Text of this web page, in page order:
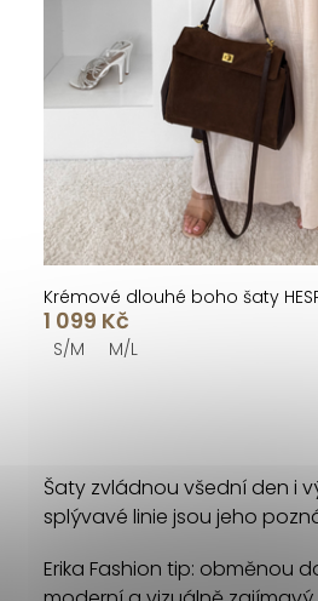
k
t
ů
u
k
t
ů
Krémové dlouhé boho šaty
1 099 Kč
S/M M/L
v
l
á
Šaty zvládnou všední den i
splývavé linie jsou jeho
Erika Fashion tip: obměnou